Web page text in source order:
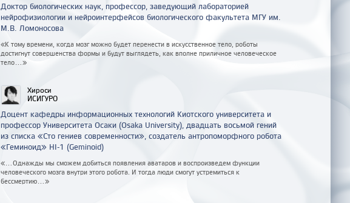
Доктор биологических наук, профессор, заведующий лабораторией
нейрофизиологии и нейроинтерфейсов биологического факультета МГУ им.
М.В. Ломоносова
«К тому времени, когда мозг можно будет перенести в искусственное тело, роботы
достигнут совершенства формы и будут выглядеть, как вполне приличное человеческое
тело...»
Хироси
ИСИГУРО
Доцент кафедры информационных технологий Киотского университета и
профессор Университета Осаки (Osaka University), двадцать восьмой гений
из списка «Сто гениев современности», создатель антропоморфного робота
«Геминоид» HI-1 (Geminoid)
«...Однажды мы сможем добиться появления аватаров и воспроизведем функции
человеческого мозга внутри этого робота. И тогда люди смогут устремиться к
бессмертию...»